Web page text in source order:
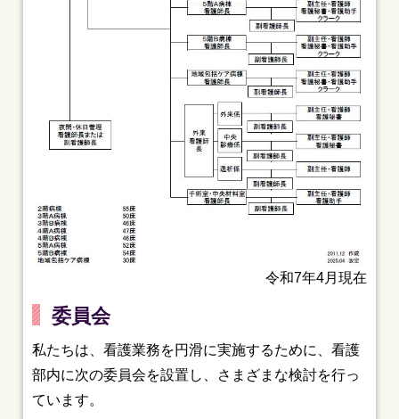
令和7年4月現在
委員会
私たちは、看護業務を円滑に実施するために、看護
部内に次の委員会を設置し、さまざまな検討を行っ
ています。